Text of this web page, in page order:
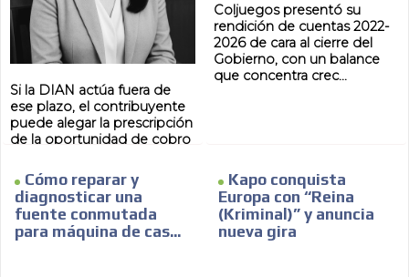
Si la DIAN actúa fuera de
ese plazo, el contribuyente
puede alegar la prescripción
de la oportunidad de cobro
Coljuegos presentó su
rendición de cuentas 2022-
2026 de cara al cierre del
Gobierno, con un balance
que concentra crec...
Cómo reparar y
diagnosticar una
fuente conmutada
para máquina de cas...
Kapo conquista
Europa con “Reina
(Kriminal)” y anuncia
nueva gira